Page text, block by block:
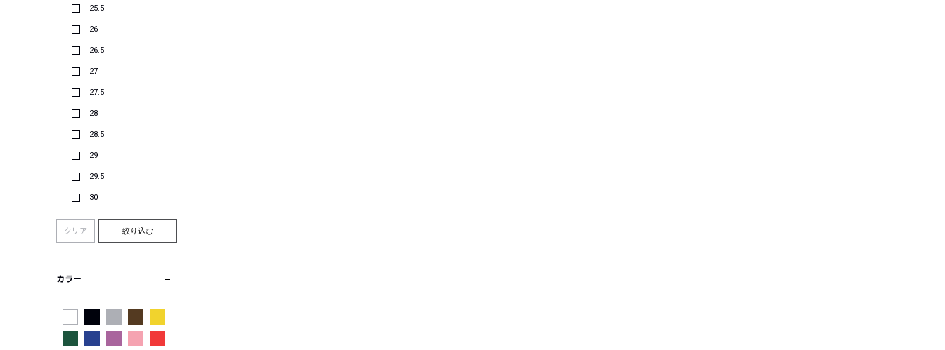
25.5
26
26.5
27
27.5
28
28.5
29
29.5
30
クリア 絞り込む
カラー